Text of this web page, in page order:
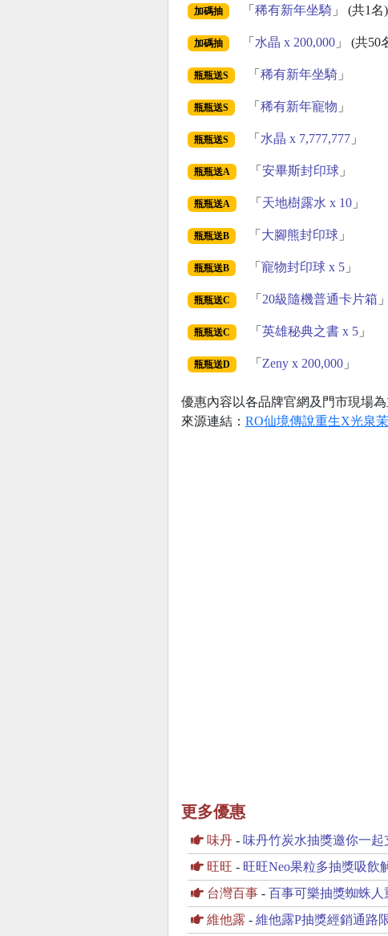
加碼抽 「 稀有新年坐騎」 (共1名)
加碼抽 「 水晶 x 200,000」 (共50
瓶瓶送S 「 稀有新年坐騎」
瓶瓶送S 「 稀有新年寵物 」
瓶瓶送S 「 水晶 x 7,777,777」
瓶瓶送A 「 安畢斯封印球」
瓶瓶送A 「 天地樹露水 x 10」
瓶瓶送B 「 大腳熊封印球」
瓶瓶送B 「 寵物封印球 x 5」
瓶瓶送C 「 20級隨機普通卡片箱 」
瓶瓶送C 「 英雄秘典之書 x 5」
瓶瓶送D 「 Zeny x 200,000」
優惠內容以各品牌官網及門市現場
來源連結： RO仙境傳說重生X光泉
更多優惠
味丹 - 味丹竹炭水抽獎邀你一
旺旺 - 旺旺Neo果粒多抽獎吸飲
台灣百事 - 百事可樂抽獎蜘蛛
維他露 - 維他露P抽獎經銷通路